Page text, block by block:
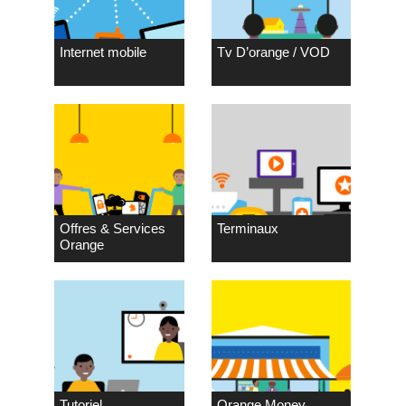
Internet mobile Tv D’orange / VOD
Offres & Services
Orange
Terminaux